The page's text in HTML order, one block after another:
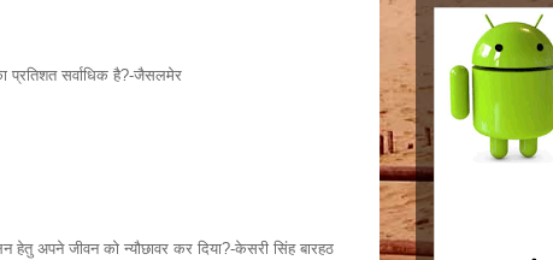
प्रतिशत सर्वाधिक है?-जैसलमेर
हेतु अपने जीवन को न्यौछावर कर दिया?-केसरी सिंह बारहठ